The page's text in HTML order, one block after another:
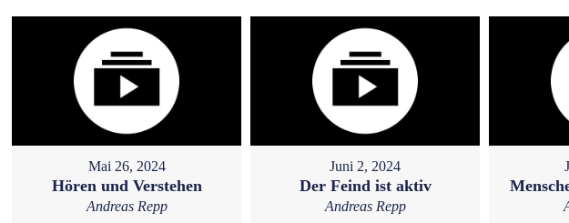
Mai 26, 2024
Hören und Verstehen
Andreas Repp
Juni 2, 2024
Der Feind ist aktiv
Andreas Repp